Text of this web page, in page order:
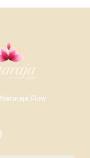
Flow